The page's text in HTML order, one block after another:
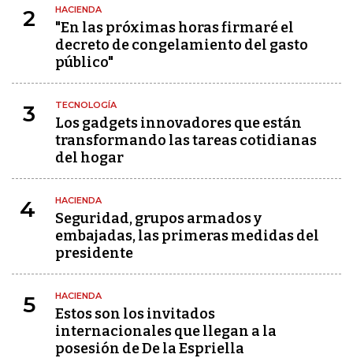
2 HACIENDA
"En las próximas horas firmaré el
decreto de congelamiento del gasto
público"
3 TECNOLOGÍA
Los gadgets innovadores que están
transformando las tareas cotidianas
del hogar
4 HACIENDA
Seguridad, grupos armados y
embajadas, las primeras medidas del
presidente
5 HACIENDA
Estos son los invitados
internacionales que llegan a la
posesión de De la Espriella